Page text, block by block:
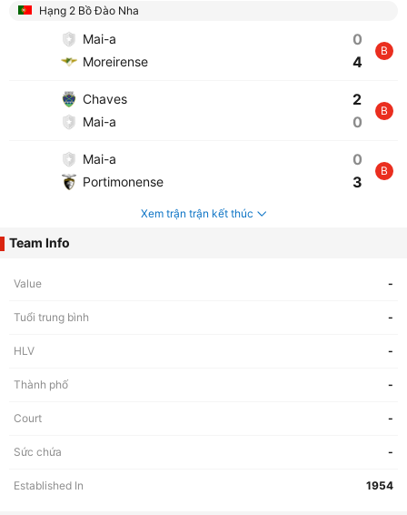
Hạng 2 Bồ Đào Nha
Mai-a
Moreirense
0
4
B
Chaves
Mai-a
2
0
B
Mai-a
Portimonense
0
3
B
Xem trận trận kết thúc
Team Info
Value -
Tuổi trung bình -
HLV -
Thành phố -
Court -
Sức chứa -
Established In 1954